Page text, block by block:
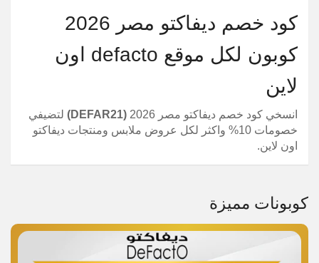
كود خصم ديفاكتو مصر 2026
كوبون لكل موقع defacto اون
لاين
انسخي كود خصم ديفاكتو مصر 2026 (DEFAR21)
لتضيفي
خصومات 10% واكثر لكل عروض ملابس ومنتجات ديفاكتو
اون لاين.
كوبونات مميزة